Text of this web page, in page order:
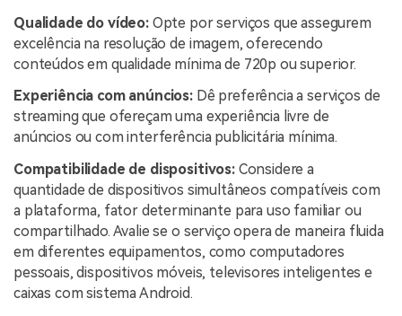
Qualidade do vídeo:Opte por serviços que assegurem
excelência na resolução de imagem, oferecendo
conteúdos em qualidade mínima de 720p ou superior.
Experiência com anúncios: Dê preferência a serviços de
streaming que ofereçam uma experiência livre de
anúncios ou com interferência publicitária mínima.
Compatibilidade de dispositivos:Considere a
quantidade de dispositivos simultâneos compatíveis com
a plataforma, fator determinante para uso familiar ou
compartilhado. Avalie se o serviço opera de maneira fluida
em diferentes equipamentos, como computadores
pessoais, dispositivos móveis, televisores inteligentes e
caixas com sistema Android.